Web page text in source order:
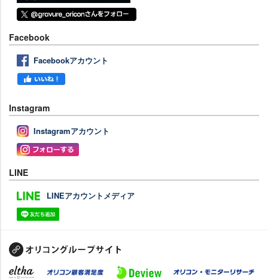
Facebook
Facebookアカウント
Instagram
Instagramアカウント
LINE
LINEアカウントメディア